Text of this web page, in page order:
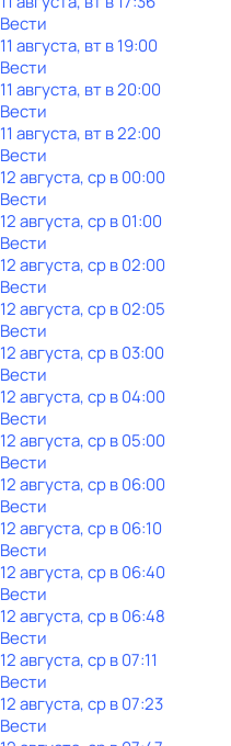
Вести
11 августа, вт в 19:00
Вести
11 августа, вт в 20:00
Вести
11 августа, вт в 22:00
Вести
12 августа, ср в 00:00
Вести
12 августа, ср в 01:00
Вести
12 августа, ср в 02:00
Вести
12 августа, ср в 02:05
Вести
12 августа, ср в 03:00
Вести
12 августа, ср в 04:00
Вести
12 августа, ср в 05:00
Вести
12 августа, ср в 06:00
Вести
12 августа, ср в 06:10
Вести
12 августа, ср в 06:40
Вести
12 августа, ср в 06:48
Вести
12 августа, ср в 07:11
Вести
12 августа, ср в 07:23
Вести